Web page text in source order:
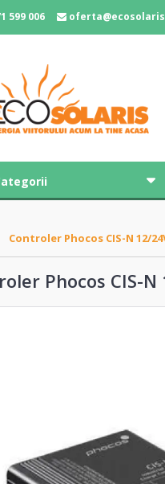
599 006
Controler Phocos CIS-N 12/
Phocos CIS-